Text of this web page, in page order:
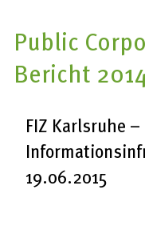
Public
Bericht
FIZ Karlsruhe
19.06.2015